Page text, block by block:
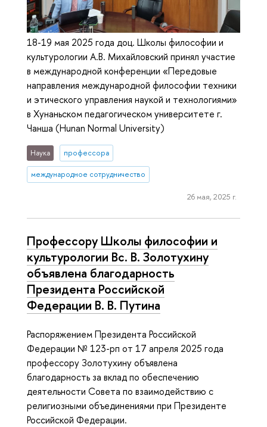
18-19 мая 2025 года доц. Школы философии и
культурологии А.В. Михайловский принял участие
в международной конференции «Передовые
направления международной философии техники
и этического управления наукой и технологиями»
в Хунаньском педагогическом университете г.
Чанша (Hunan Normal University)
Наука профессора
международное сотрудничество
26 мая, 2025 г.
Профессору Школы философии и
культурологии Вс. В. Золотухину
объявлена благодарность
Президента Российской
Федерации В. В. Путина
Распоряжением Президента Российской
Федерации № 123-рп от 17 апреля 2025 года
профессору Золотухину объявлена
благодарность за вклад по обеспечению
деятельности Совета по взаимодействию с
религиозными объединениями при Президенте
Российской Федерации.